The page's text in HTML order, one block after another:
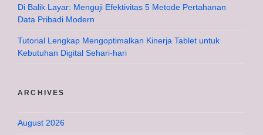
Di Balik Layar: Menguji Efektivitas 5 Metode Pertahanan
Data Pribadi Modern
Tutorial Lengkap Mengoptimalkan Kinerja Tablet untuk
Kebutuhan Digital Sehari-hari
ARCHIVES
August 2026